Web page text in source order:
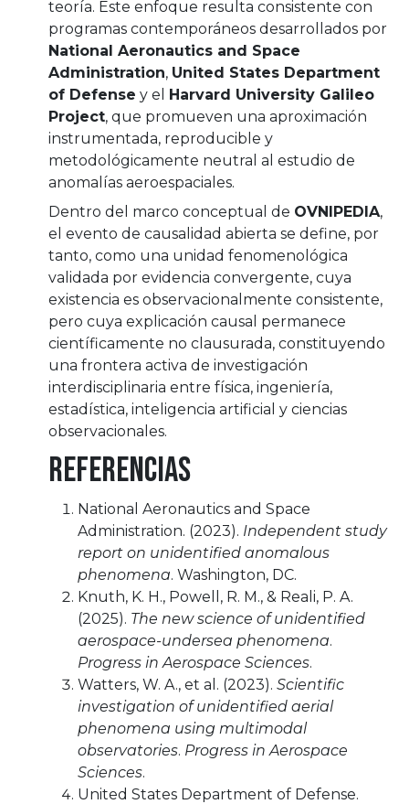
teoría. Este enfoque resulta consistente con
programas contemporáneos desarrollados por
National Aeronautics and Space
Administration, United States Department
of Defense y el Harvard University Galileo
Project, que promueven una aproximación
instrumentada, reproducible y
metodológicamente neutral al estudio de
anomalías aeroespaciales.
Dentro del marco conceptual de OVNIPEDIA,
el evento de causalidad abierta se define, por
tanto, como una unidad fenomenológica
validada por evidencia convergente, cuya
existencia es observacionalmente consistente,
pero cuya explicación causal permanece
científicamente no clausurada, constituyendo
una frontera activa de investigación
interdisciplinaria entre física, ingeniería,
estadística, inteligencia artificial y ciencias
observacionales.
Referencias
National Aeronautics and Space
Administration. (2023). Independent study
report on unidentified anomalous
phenomena. Washington, DC.
Knuth, K. H., Powell, R. M., & Reali, P. A.
(2025). The new science of unidentified
aerospace-undersea phenomena.
Progress in Aerospace Sciences.
Watters, W. A., et al. (2023). Scientific
investigation of unidentified aerial
phenomena using multimodal
observatories. Progress in Aerospace
Sciences.
United States Department of Defense.